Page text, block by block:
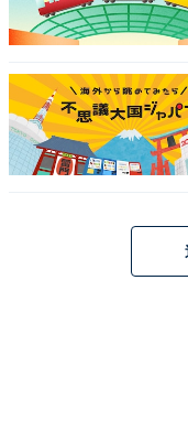
そうだから」（50代
話もできるし、毎日
（40代女性）とい